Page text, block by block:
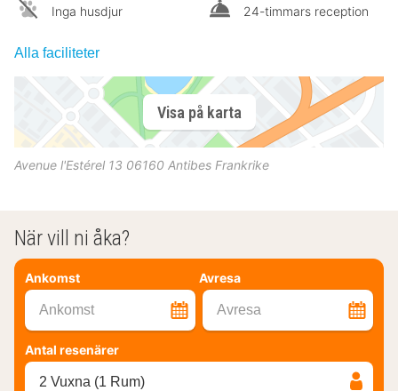
Inga husdjur
24-timmars reception
Alla faciliteter
Visa på karta
Avenue l'Estérel 13 06160 Antibes Frankrike
När vill ni åka?
Ankomst Avresa
Ankomst Avresa
Antal resenärer
2 Vuxna (1 Rum)